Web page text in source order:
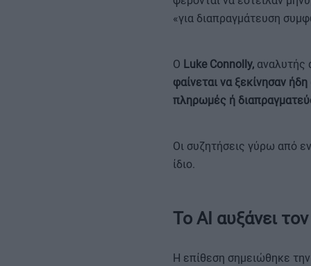
«για διαπραγμάτευση
Ο Luke Connolly,αναλυτής
φαίνεται να ξεκίνησαν
πληρωμές ή
Οι συζητήσεις γύρω από
ίδιο.
Το AI αυξάνει
Η επίθεση σημειώθηκε